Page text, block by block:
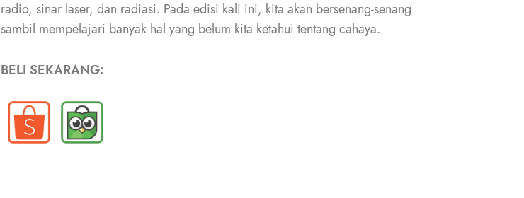
radio, sinar laser, dan radiasi. Pada edisi kali ini, kita akan bersenang-senang
sambil mempelajari banyak hal yang belum kita ketahui tentang cahaya.
BELI SEKARANG: